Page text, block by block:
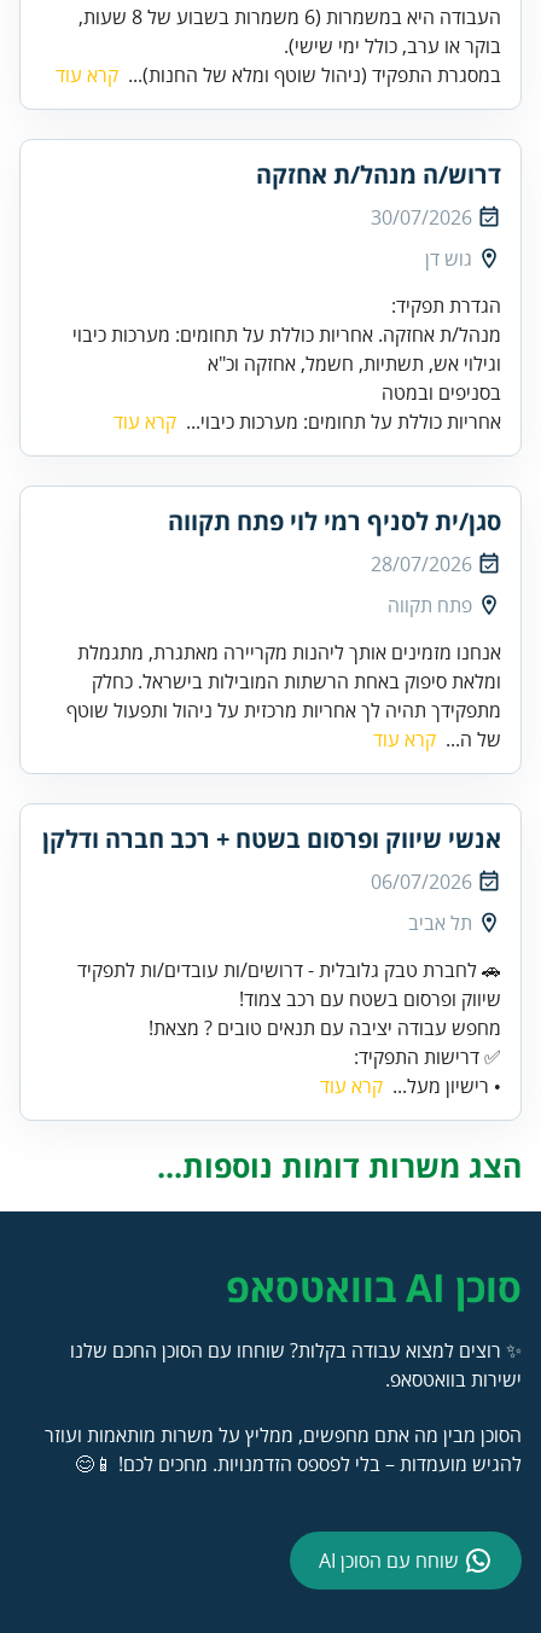
העבודה היא במשמרות (6 משמרות בשבוע של 8 שעות,
בוקר או ערב, כולל ימי שישי).
במסגרת התפקיד (ניהול שוטף ומלא של החנות)... קרא עוד
דרוש/ה מנהל/ת אחזקה
30/07/2026
גוש דן
מנהל/ת אחזקה. אחריות כוללת על תחומים: מערכות כיבוי
בסניפים ובמטה
אחריות כוללת על תחומים: מערכות כיבוי... קרא עוד
סגן/ית לסניף רמי לוי פתח תקווה
28/07/2026
פתח תקווה
אנחנו מזמינים אותך ליהנות מקריירה מאתגרת, מתגמלת
ומלאת סיפוק באחת הרשתות המובילות בישראל. כחלק
מתפקידך תהיה לך אחריות מרכזית על ניהול ותפעול שוטף
של ה... קרא עוד
אנשי שיווק ופרסום בשטח + רכב חברה ודלקן
06/07/2026
תל אביב
🚗 לחברת טבק גלובלית - דרושים/ות עובדים/ות לתפקיד
✅ דרישות התפקיד:
• רישיון מעל... קרא עוד
הצג משרות דומות נוספות...
סוכן AI בוואטסאפ
✨ רוצים למצוא עבודה בקלות? שוחחו עם הסוכן החכם שלנו
ישירות בוואטסאפ.
הסוכן מבין מה אתם מחפשים, ממליץ על משרות מותאמות ועוזר
להגיש מועמדות – בלי לפספס הזדמנויות. מחכים לכם! 📱😊
שוחח עם הסוכן AI